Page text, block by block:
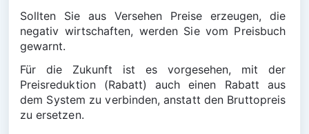
Sollten Sie aus Versehen Preise erzeugen, die
negativ wirtschaften, werden Sie vom Preisbuch
gewarnt.
Für die Zukunft ist es vorgesehen, mit der
Preisreduktion (Rabatt) auch einen Rabatt aus
dem System zu verbinden, anstatt den Bruttopreis
zu ersetzen.